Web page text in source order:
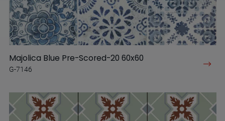
Majolica Blue Pre-Scored-20 60x60
G-7146